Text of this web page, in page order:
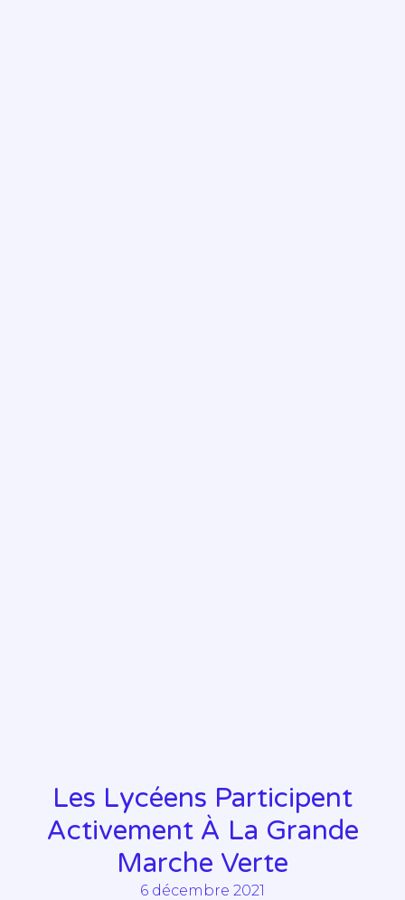
Les Lycéens Participent
Activement À La Grande
Marche Verte
6 décembre 2021